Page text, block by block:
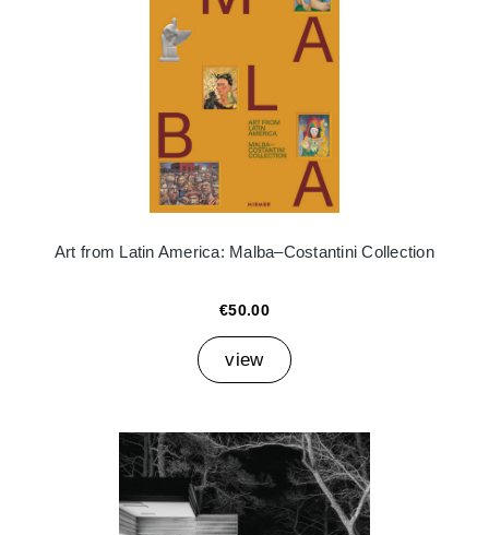
Art from Latin America: Malba–Costantini Collection
€50.00
view